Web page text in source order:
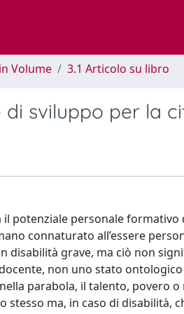
Volume 3.1 Articolo su libro
sviluppo per la
potenziale personale formativo
connaturato all’essere
grave, ma ciò non
non uno stato ontologico
parabola, il talento, povero
ma, in caso di disabilità,